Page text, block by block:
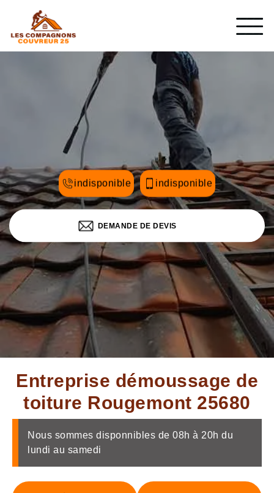
indisponible indisponible
DEMANDE DE DEVIS
Entreprise démoussage de
toiture Rougemont 25680
Nous sommes disponnibles de 08h à 20h du
lundi au samedi